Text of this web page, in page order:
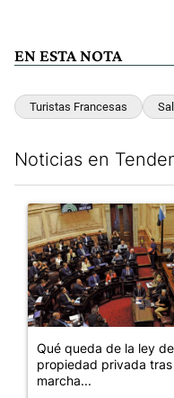
EN ESTA NOTA
Turistas Francesas
Noticias en
Un artículo de
Qué queda de la ley de
propiedad privada tras
marcha...